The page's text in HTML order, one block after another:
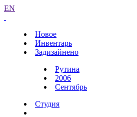
EN
Новое
Инвентарь
Задизайнено
Рутина
2006
Сентябрь
Студия